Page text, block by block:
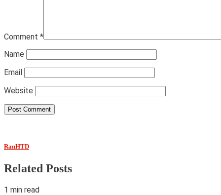
Comment *
Name
Email
Website
RanHTD
Related Posts
1 min read